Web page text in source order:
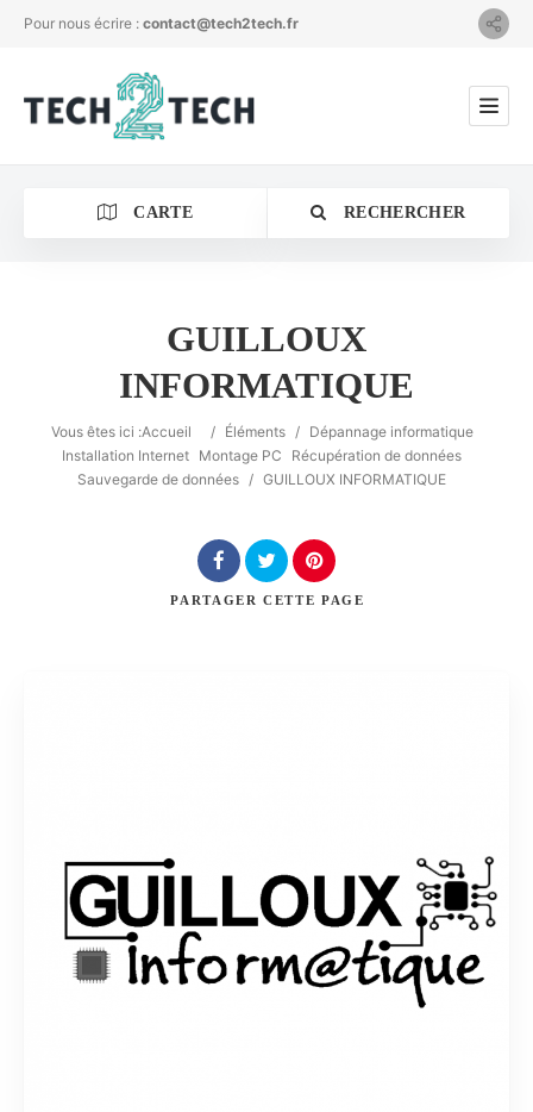
Pour nous écrire : contact@tech2tech.fr
CARTE RECHERCHER
Catégorie
Lieu
GUILLOUX
INFORMATIQUE
Vous êtes ici :Accueil / Éléments /
Dépannage informatique
Installation Internet Montage PC
Récupération de données
Sauvegarde de données / GUILLOUX INFORMATIQUE
PARTAGER CETTE PAGE